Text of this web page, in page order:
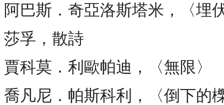
阿巴斯．奇亞洛斯塔米，〈埋
莎孚，散詩
賈科莫．利歐帕迪，〈無限〉
喬凡尼．帕斯科利，〈倒下的